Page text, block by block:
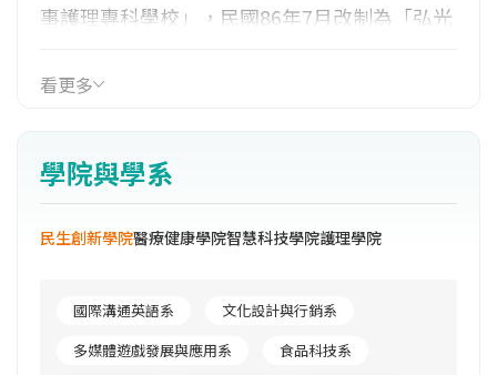
事護理專科學校」，民國86年7月改制為「弘光
科技大學」，以培育各類專業人才。本校以
院、人文社會學院、民生學院、管理學院、工
學院及通識學院，共18系8研究所，並積極推動
通識教育，以培育具通識涵養的專業人才。
看更多
學院與學系
民生創新學院醫療健康學院智慧科技學院護理學院
國際溝通英語系
文化設計與行銷系
多媒體遊戲發展與應用系
食品科技系